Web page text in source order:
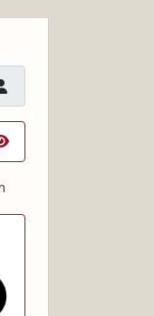
Afficher le mot de